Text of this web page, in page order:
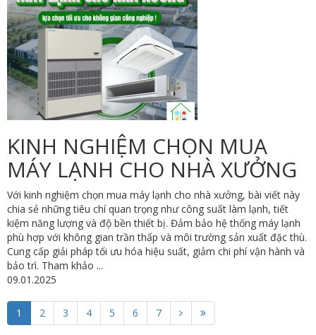
KINH NGHIỆM CHỌN MUA
MÁY LẠNH CHO NHÀ XƯỞNG
Với kinh nghiệm chọn mua máy lạnh cho nhà xưởng, bài viết này
chia sẻ những tiêu chí quan trọng như công suất làm lạnh, tiết
kiệm năng lượng và độ bền thiết bị. Đảm bảo hệ thống máy lạnh
phù hợp với không gian trần thấp và môi trường sản xuất đặc thù.
Cung cấp giải pháp tối ưu hóa hiệu suất, giảm chi phí vận hành và
bảo trì. Tham khảo ...
09.01.2025
1 2 3 4 5 6 7